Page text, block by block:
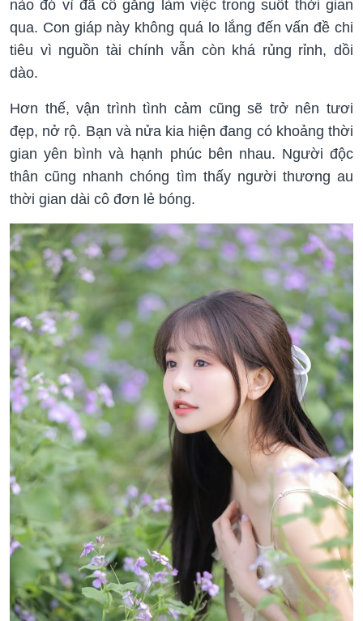
nào đó vì đã cố gắng làm việc trong suốt thời gian
qua. Con giáp này không quá lo lắng đến vấn đề chi
tiêu vì nguồn tài chính vẫn còn khá rủng rỉnh, dồi
dào.
Hơn thế, vận trình tình cảm cũng sẽ trở nên tươi
đẹp, nở rộ. Bạn và nửa kia hiện đang có khoảng thời
gian yên bình và hạnh phúc bên nhau. Người độc
thân cũng nhanh chóng tìm thấy người thương au
thời gian dài cô đơn lẻ bóng.